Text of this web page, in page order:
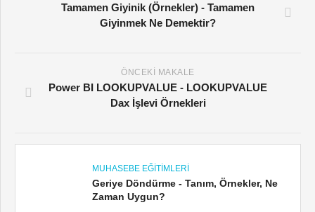
Tamamen Giyinik (Örnekler) - Tamamen
Giyinmek Ne Demektir?
ÖNCEKI MAKALE
Power BI LOOKUPVALUE - LOOKUPVALUE
Dax İşlevi Örnekleri
MUHASEBE EĞITIMLERI
Geriye Döndürme - Tanım, Örnekler, Ne
Zaman Uygun?